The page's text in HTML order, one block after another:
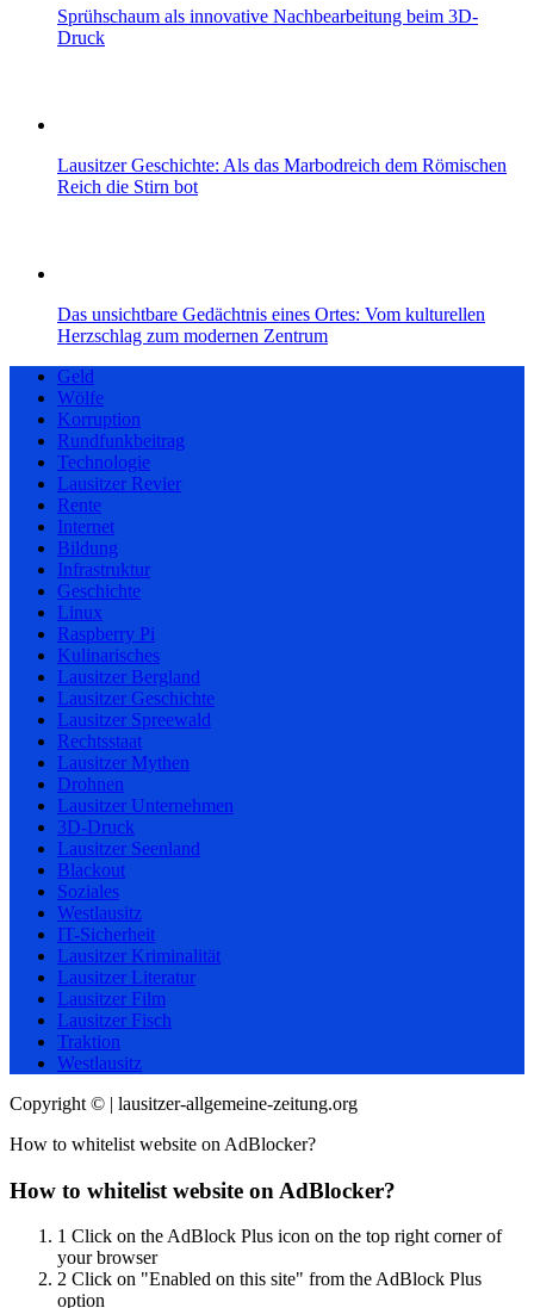
Sprühschaum als innovative Nachbearbeitung beim 3D-
Druck
Lausitzer Geschichte: Als das Marbodreich dem Römischen
Reich die Stirn bot
Das unsichtbare Gedächtnis eines Ortes: Vom kulturellen
Herzschlag zum modernen Zentrum
Geld
Wölfe
Korruption
Rundfunkbeitrag
Technologie
Lausitzer Revier
Rente
Internet
Bildung
Infrastruktur
Geschichte
Linux
Raspberry Pi
Kulinarisches
Lausitzer Bergland
Lausitzer Geschichte
Lausitzer Spreewald
Rechtsstaat
Lausitzer Mythen
Drohnen
Lausitzer Unternehmen
3D-Druck
Lausitzer Seenland
Blackout
Soziales
Westlausitz
IT-Sicherheit
Lausitzer Kriminalität
Lausitzer Literatur
Lausitzer Film
Lausitzer Fisch
Traktion
Westlausitz
Copyright © | lausitzer-allgemeine-zeitung.org
How to whitelist website on AdBlocker?
How to whitelist website on AdBlocker?
1 Click on the AdBlock Plus icon on the top right corner of
your browser
2 Click on "Enabled on this site" from the AdBlock Plus
option